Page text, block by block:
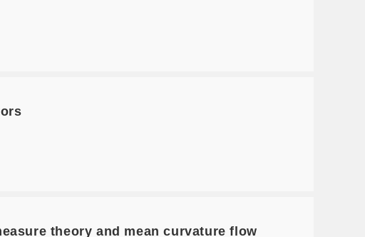
theory and mean curvature flow